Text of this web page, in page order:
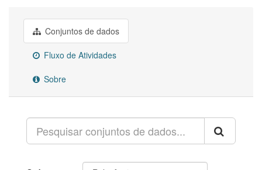
Conjuntos de dados
Fluxo de Atividades
Sobre